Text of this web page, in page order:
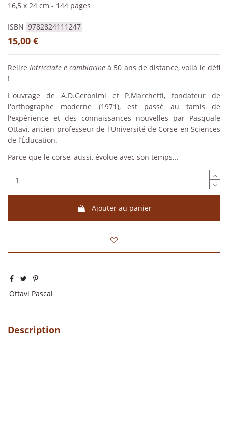
16,5 x 24 cm - 144 pages
ISBN 9782824111247
15,00 €
Relire Intricciate è cambiarine à 50 ans de distance, voilà le défi
!
L'ouvrage de A.D.Geronimi et P.Marchetti, fondateur de
l'orthographe moderne (1971), est passé au tamis de
l'expérience et des connaissances nouvelles par Pasquale
Ottavi, ancien professeur de l'Université de Corse en Sciences
de l’Éducation.
Parce que le corse, aussi, évolue avec son temps...
Ajouter au panier
Ottavi Pascal
Description